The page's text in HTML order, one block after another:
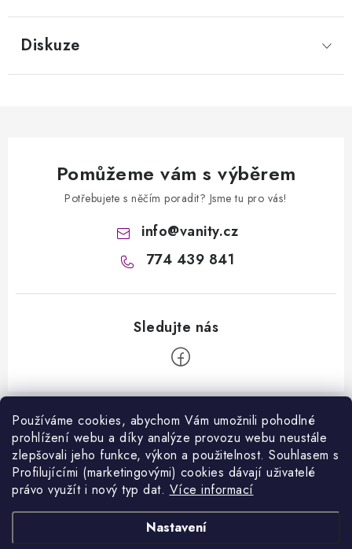
Používáme cookies, abychom Vám umožnili pohodlné
prohlížení webu a díky analýze provozu webu neustále
zlepšovali jeho funkce, výkon a použitelnost. Souhlasem s
Profilujícími (marketingovými) cookies dávají uživatelé
právo využít i nový typ dat. Více informací
Nastavení
Diskuze
Pomůžeme vám s výběrem
Potřebujete s něčím poradit? Jsme tu pro vás!
info@vanity.cz
774 439 841
Z
Informace pro vás
Kontakty
Jak nakupovat
Facebook
Přijímáme online platby